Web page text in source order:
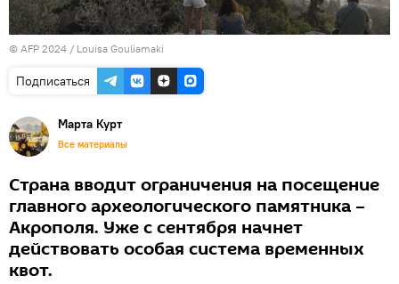
© AFP 2024 / Louisa Gouliamaki
Подписаться
Марта Курт
Все материалы
Страна вводит ограничения на посещение
главного археологического памятника –
Акрополя. Уже с сентября начнет
действовать особая система временных
квот.